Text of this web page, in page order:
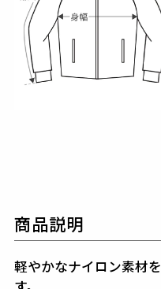
商品説明
軽やかなナイロン素材